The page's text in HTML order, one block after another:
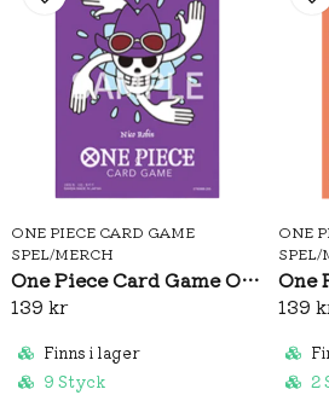
ONE PIECE CARD GAME
SPEL/MERCH
One Piece Card Game Official Sleeves: Premium Matte Nico Robin
139 kr
Finns i lager
9 Styck
ONE
SPEL/
139
2